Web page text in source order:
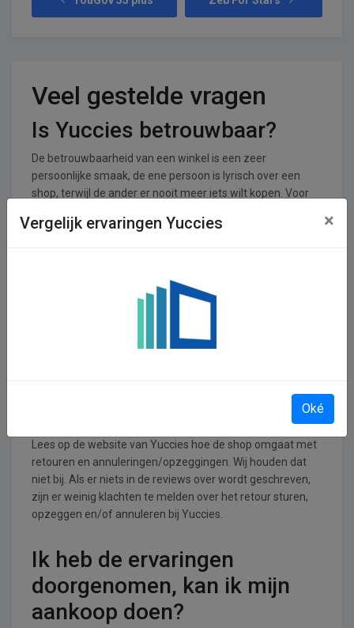
Veel gestelde vragen
Is Yuccies betrouwbaar?
De betrouwbaarheid van een winkel is een zeer
persoonlijke smaak, de ene persoon is lyrisch over een
shop, terwijl de ander er nooit meer iets wilt kopen. Voor
shop krijgt een gemiddeld cijfer van 0,00 uit een totaal van
In welke branches is Yuccies
Lees op de website van Yuccies hoe de shop omgaat met
retouren en annuleringen/opzeggingen. Wij houden dat
niet bij. Als er niets in de reviews over wordt geschreven,
zijn er weinig klachten te melden over het retour sturen,
opzeggen en/of annuleren bij Yuccies.
Ik heb de ervaringen
doorgenomen, kan ik mijn
aankoop doen?
Vergelijk ervaringen Yuccies ×
Oké